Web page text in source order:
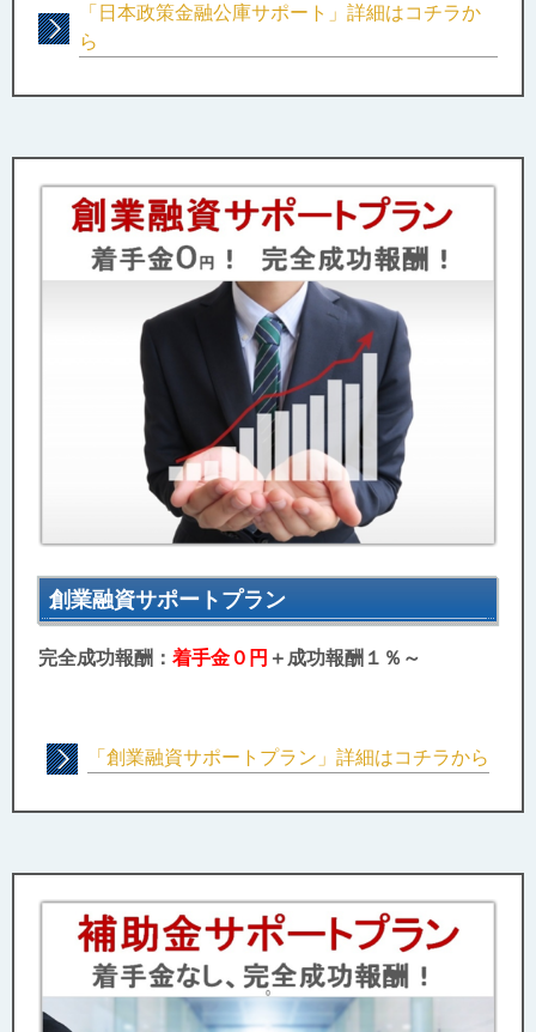
「日本政策金融公庫サポート」詳細はコチラか
ら
創業融資サポートプラン
完全成功報酬： 着手金０円 ＋成功報酬１％～
「創業融資サポートプラン」詳細はコチラから